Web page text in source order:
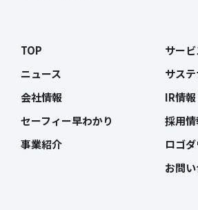
TOP
ニュース
会社情報
セーフィー早わかり
事業紹介
サー
サス
IR情報
採用
ロゴ
お問